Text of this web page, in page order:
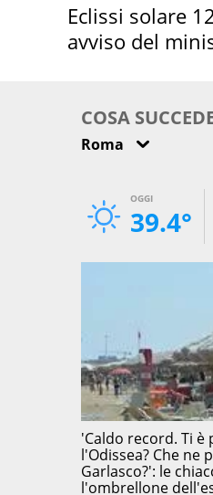
Eclissi solare
avviso del